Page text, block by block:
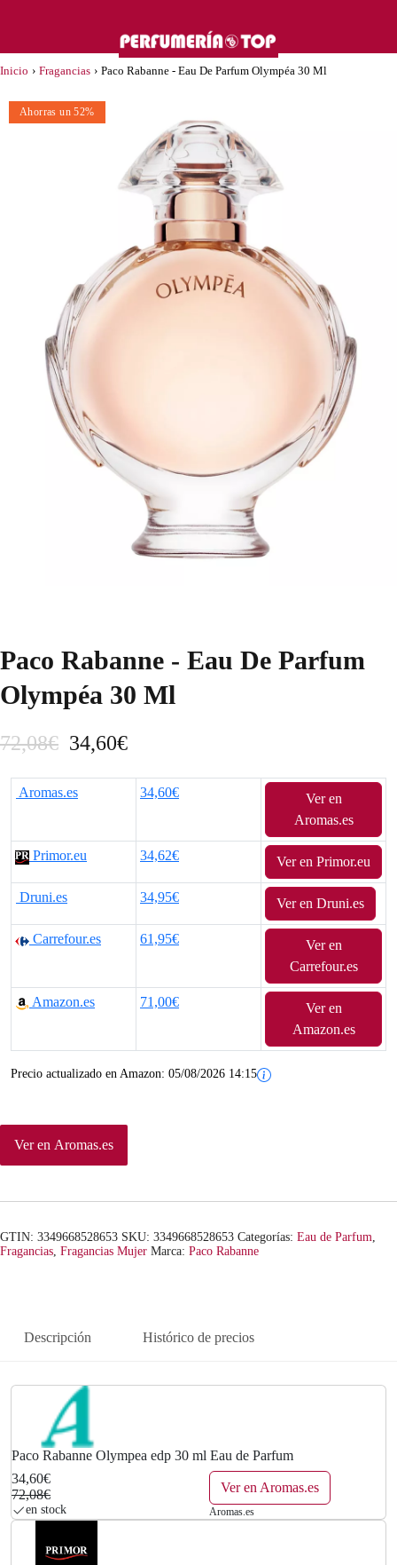
Inicio › Fragancias › Paco Rabanne - Eau De Parfum Olympéa 30 Ml
Ahorras un 52%
Paco Rabanne - Eau De Parfum
Olympéa 30 Ml
72,08€ E
l
r
e
i
o
r
i
i
l
a
:
7
2
0
8
34,60€E
l
r
e
c
t
s
,
0
.
Aromas.es 34,60€
Ver en
Aromas.es
Primor.eu 34,62€ Ver en Primor.eu
Druni.es 34,95€ Ver en Druni.es
Carrefour.es 61,95€
Ver en
Carrefour.es
Amazon.es 71,00€
Ver en
Amazon.es
Precio actualizado en Amazon: 05/08/2026 14:15
Ver en Aromas.es
GTIN: 3349668528653 SKU: 3349668528653 Categorías: Eau de Parfum,
Fragancias, Fragancias Mujer Marca: Paco Rabanne
Descripción Histórico de precios
Paco Rabanne Olympea edp 30 ml Eau de Parfum
34,60€
72,08€
en stock
Ver en Aromas.es
Aromas.es